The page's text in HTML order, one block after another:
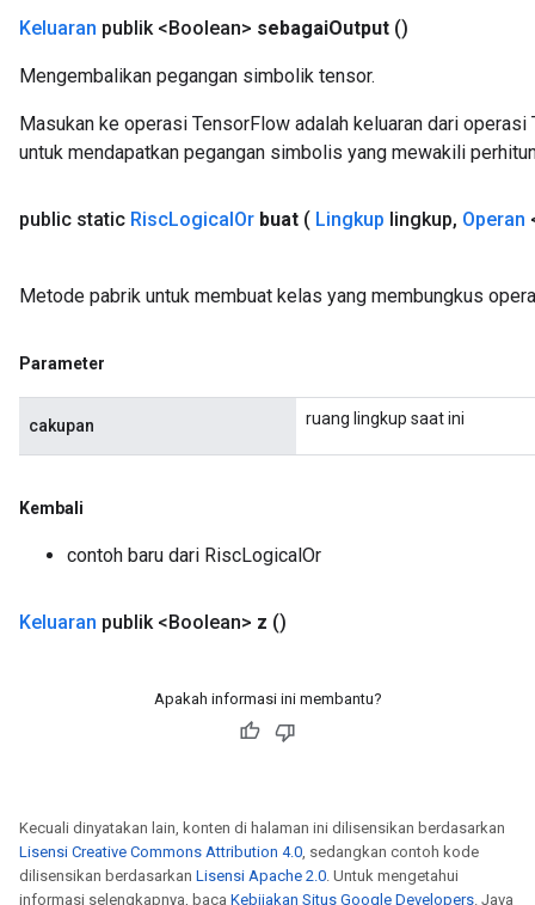
Keluaran publik <Boolean> sebagaiOutput ()
Mengembalikan pegangan simbolik tensor.
Masukan ke operasi TensorFlow adalah keluaran dari
untuk mendapatkan pegangan simbolis yang mewakili
public static RiscLogicalOr buat ( Lingkup lingkup, Operan
Metode pabrik untuk membuat kelas yang membungkus
Parameter
cakupan ruang lingkup saat ini
Kembali
contoh baru dari RiscLogicalOr
Keluaran publik <Boolean> z ()
Apakah informasi ini membantu?
Kecuali dinyatakan lain, konten di halaman ini dilisensikan berdasarkan
Lisensi Creative Commons Attribution 4.0, sedangkan contoh kode
dilisensikan berdasarkan Lisensi Apache 2.0. Untuk mengetahui
informasi selengkapnya, baca Kebijakan Situs Google Developers. Java